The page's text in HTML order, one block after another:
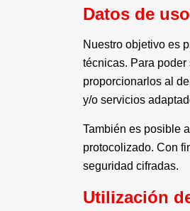
Datos de
Nuestro objetivo es
técnicas. Para
proporcionarlos al
y/o servicios
También es posible
protocolizado. Con
seguridad cifradas.
Utilización